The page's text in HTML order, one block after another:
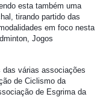
esta também uma
tirando partido das
em foco nesta
Jogos
várias associações
de Ciclismo da
de Esgrima da